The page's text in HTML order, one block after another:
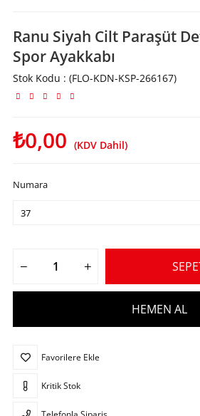
Ranu Siyah Cilt Paraşüt
Spor Ayakkabı
Stok Kodu (FLO-KDN-KSP-266167)
₺0,00 (KDV Dahil)
Numara
Favorilere Ekle
Kritik Stok